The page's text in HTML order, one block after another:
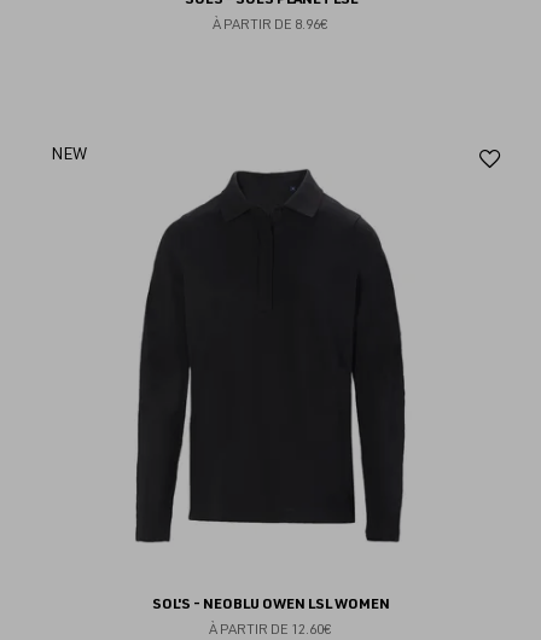
À PARTIR DE 8.96€
NEW
SOL'S - NEOBLU OWEN LSL WOMEN
À PARTIR DE 12.60€